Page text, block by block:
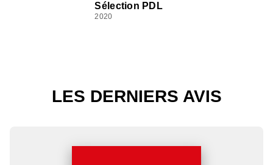
Sélection PDL
2020
LES DERNIERS AVIS